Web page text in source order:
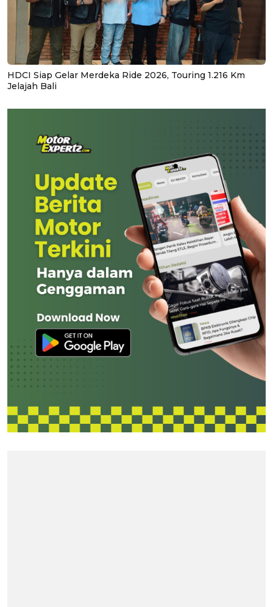
HDCI Siap Gelar Merdeka Ride 2026, Touring 1.216 Km
Jelajah Bali